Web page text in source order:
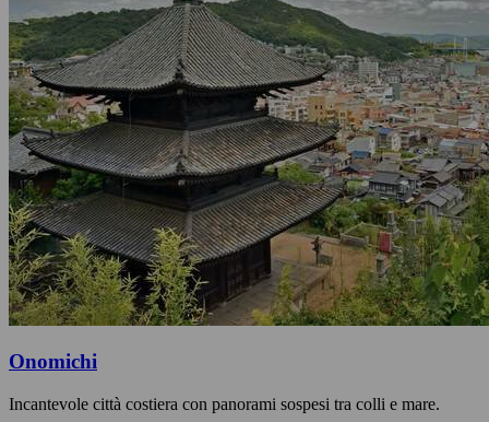
Onomichi
Incantevole città costiera con panorami sospesi tra colli e mare.